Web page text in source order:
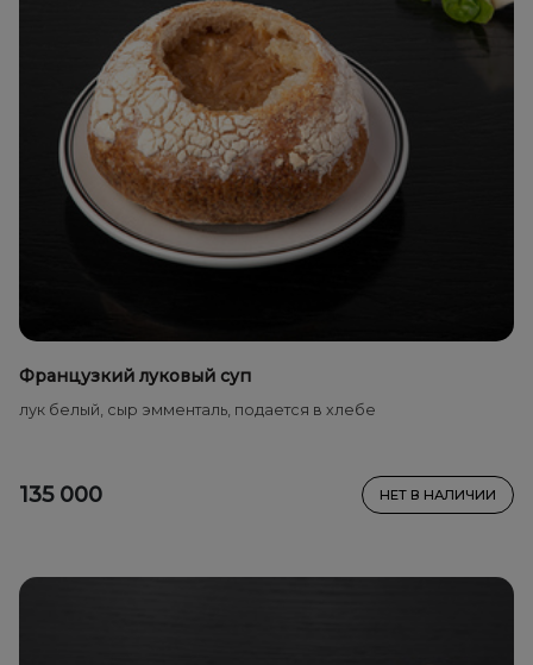
Французкий луковый суп
лук белый, сыр эмменталь, подается в хлебе
135 000 НЕТ В НАЛИЧИИ